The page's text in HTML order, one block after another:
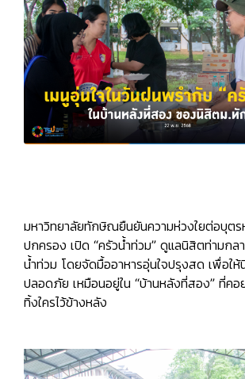
มหาวิทยาลัยทักษิณยืนยันความห่วงใยต่อบุต
ปกครอง เปิด “ครัวน้ำท่วม” ดูแลนิสิตท่ามกล
น้ำท่วม โดยจัดมื้ออาหารอุ่นใจปรุงสด เพื่อใ
ปลอดภัย เหมือนอยู่ใน “บ้านหลังที่สอง” ที่คอ
ทิ้งใครไว้ข้างหลัง